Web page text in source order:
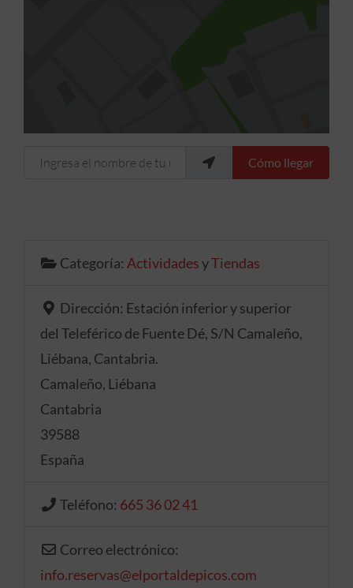
Ingresa el nombre de tu ubicación Cómo llegar
Categoría: ActividadesyTiendas
Dirección: Estación inferior y superior
del Teleférico de Fuente Dé, S/N Camaleño,
Liébana, Cantabria.
Camaleño, Liébana
Cantabria
39588
España
Teléfono: 665 36 02 41
Correo electrónico:
info.reservas@elportaldepicos.com